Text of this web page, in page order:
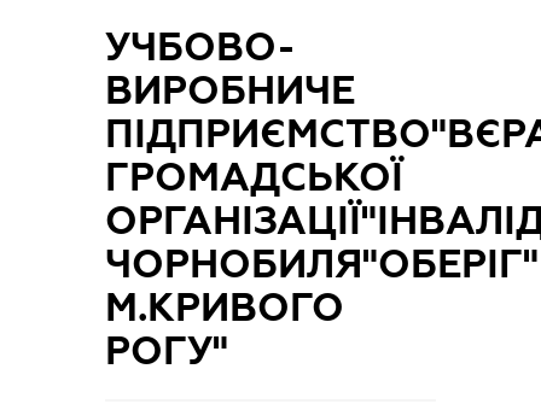
УЧБОВО-
ВИРОБНИЧЕ
ГРОМАДСЬКОЇ
ЧОРНОБИЛЯ"ОБЕРІГ"
М.КРИВОГО
РОГУ"